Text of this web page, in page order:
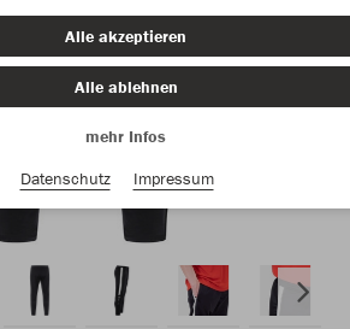
Alle akzeptieren
Alle ablehnen
mehr Infos
Datenschutz
Impressum